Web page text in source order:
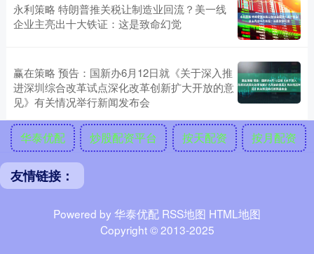
永利策略 特朗普推关税让制造业回流？美一线
企业主亮出十大铁证：这是致命幻觉
赢在策略 预告：国新办6月12日就《关于深入推
进深圳综合改革试点深化改革创新扩大开放的意
见》有关情况举行新闻发布会
华泰优配 炒股配资平台 按天配资 按月配资
友情链接：
Powered by 华泰优配 RSS地图 HTML地图
Copyright© 2013-2025